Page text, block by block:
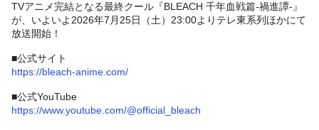
TVアニメ完結となる最終クール『BLEACH 千年血戦篇-禍進譚-』
が、いよいよ2026年7月25日（土）23:00よりテレ東系列ほかにて
放送開始！
■公式サイト
https://bleach-anime.com/
■公式YouTube
https://www.youtube.com/@official_bleach